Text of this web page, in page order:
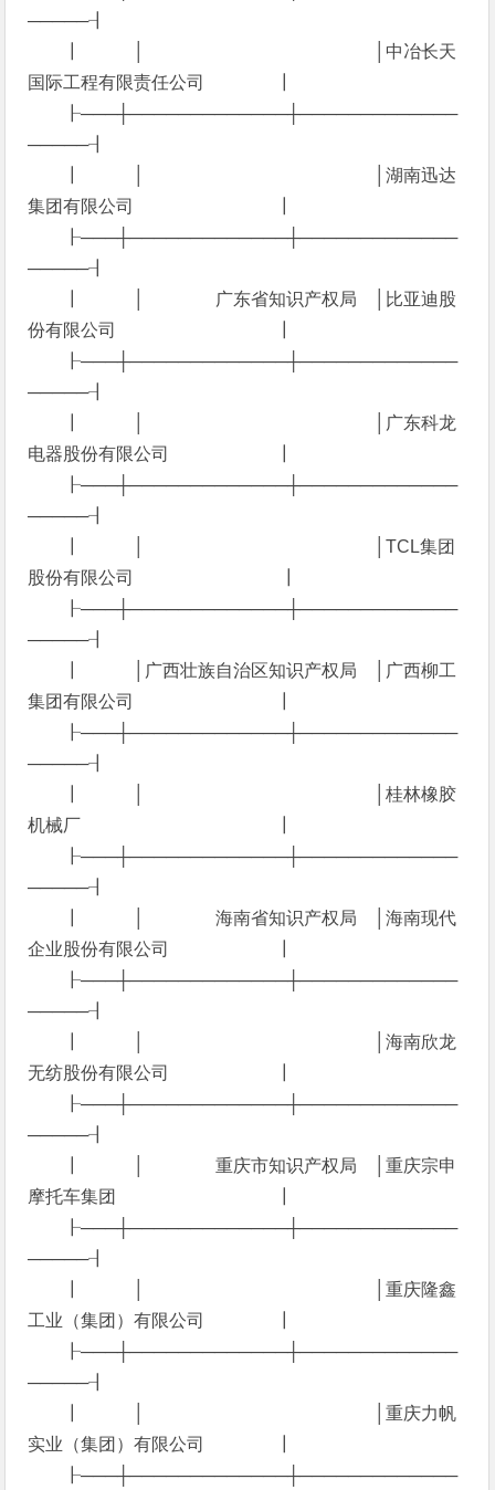
─────┨
┃ │ │中冶长天
国际工程有限责任公司 ┃
┠───┼─────────────┼─────────────
─────┨
┃ │ │湖南迅达
集团有限公司 ┃
┠───┼─────────────┼─────────────
─────┨
┃ │ 广东省知识产权局 │比亚迪股
份有限公司 ┃
┠───┼─────────────┼─────────────
─────┨
┃ │ │广东科龙
电器股份有限公司 ┃
┠───┼─────────────┼─────────────
─────┨
┃ │ │TCL集团
股份有限公司 ┃
┠───┼─────────────┼─────────────
─────┨
┃ │广西壮族自治区知识产权局 │广西柳工
集团有限公司 ┃
┠───┼─────────────┼─────────────
─────┨
┃ │ │桂林橡胶
机械厂 ┃
┠───┼─────────────┼─────────────
─────┨
┃ │ 海南省知识产权局 │海南现代
企业股份有限公司 ┃
┠───┼─────────────┼─────────────
─────┨
┃ │ │海南欣龙
无纺股份有限公司 ┃
┠───┼─────────────┼─────────────
─────┨
┃ │ 重庆市知识产权局 │重庆宗申
摩托车集团 ┃
┠───┼─────────────┼─────────────
─────┨
┃ │ │重庆隆鑫
工业（集团）有限公司 ┃
┠───┼─────────────┼─────────────
─────┨
┃ │ │重庆力帆
实业（集团）有限公司 ┃
┠───┼─────────────┼─────────────